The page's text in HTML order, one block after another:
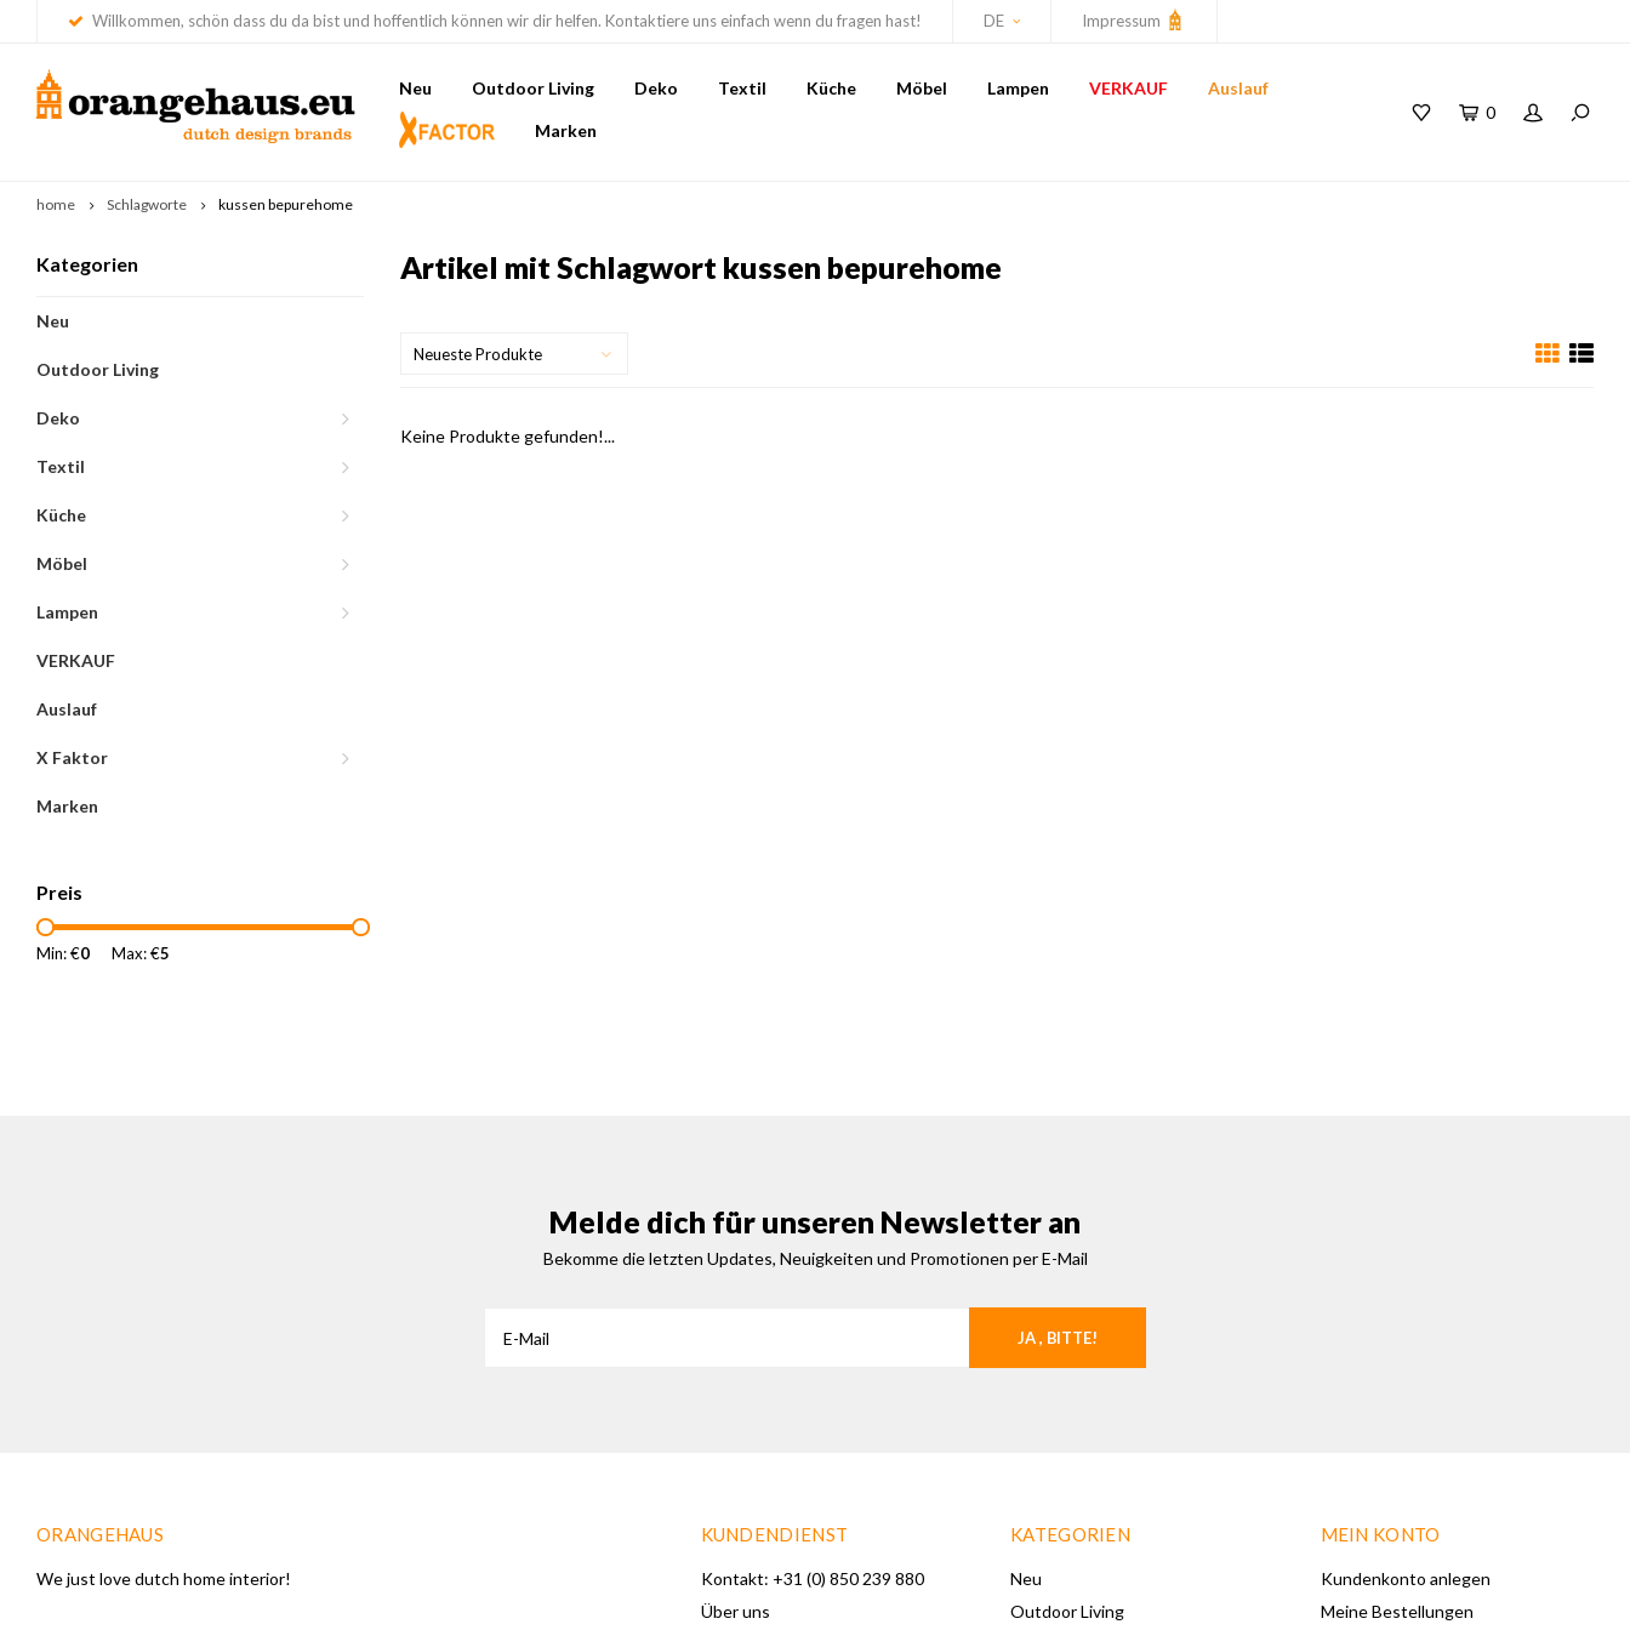
Willkommen, schön dass du da bist und hoffentlich können wir dir helfen. Kontaktiere uns einfach wenn du fragen hast! DE Impressum
Neu Outdoor Living Deko Textil Küche Möbel Lampen VERKAUF Auslauf
Marken
0
home Schlagworte kussen bepurehome
Kategorien
Neu
Outdoor Living
Deko
Textil
Küche
Möbel
Lampen
VERKAUF
Auslauf
X Faktor
Marken
Preis
Min: €0 Max: €5
Artikel mit Schlagwort kussen bepurehome
Neueste Produkte
Keine Produkte gefunden!...
Melde dich für unseren Newsletter an
Bekomme die letzten Updates, Neuigkeiten und Promotionen per E-Mail
JA , BITTE!
ORANGEHAUS
We just love dutch home interior!
KUNDENDIENST
Kontakt: +31 (0) 850 239 880
Über uns
KATEGORIEN
Neu
Outdoor Living
MEIN KONTO
Kundenkonto anlegen
Meine Bestellungen